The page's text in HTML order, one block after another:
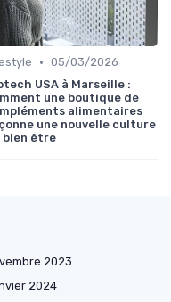
• 05/03/2026
USA à Marseille :
une boutique de
alimentaires
une nouvelle culture
bien être
2023
2024